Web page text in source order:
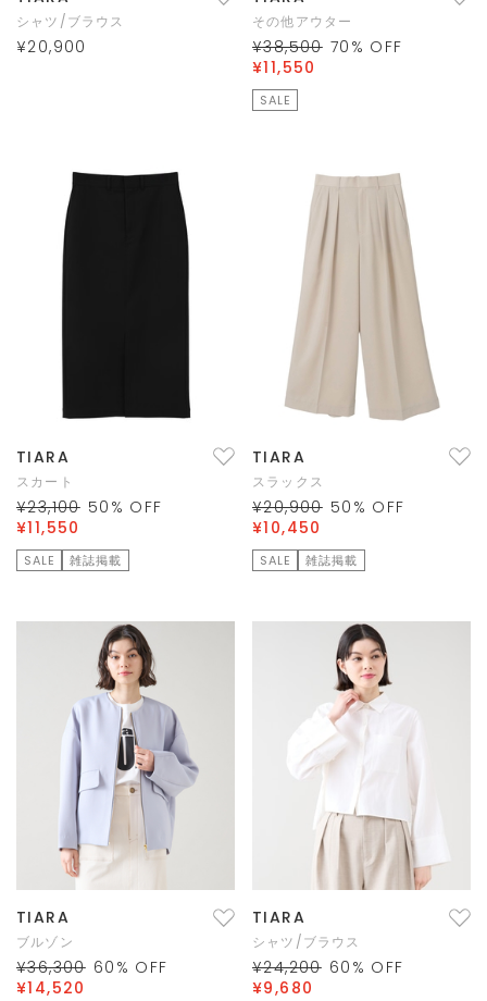
シャツ/ブラウス
¥20,900
その他アウター
¥38,500 70 % OFF
¥11,550
SALE
TIARA
スカート
¥23,100 50 % OFF
¥11,550
SALE 雑誌掲載
TIARA
スラックス
¥20,900 50 % OFF
¥10,450
SALE 雑誌掲載
TIARA
ブルゾン
¥36,300 60 % OFF
¥14,520
TIARA
シャツ/ブラウス
¥24,200 60 % OFF
¥9,680